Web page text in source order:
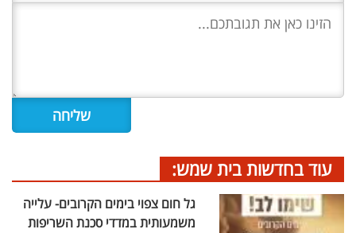
עוד בחדשות בית שמש:
גל חום צפוי בימים הקרובים- עלייה
משמעותית במדדי סכנת השריפות